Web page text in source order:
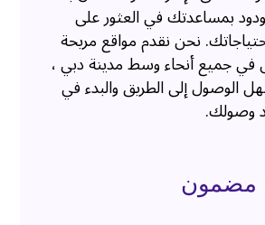
بمساعدتك في العثور على
نحن نقدم مواقع مريحة
في جميع أنحاء وسط مدينة دبي ،
الوصول إلى الطريق والبدء في
وصولك.
مضمون